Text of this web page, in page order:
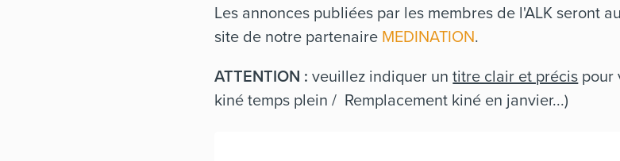
Les annonces publiées par les membres de l'ALK seront
site de notre partenaire MEDINATION.
ATTENTION : veuillez indiquer untitre clair et précis pour
kiné temps plein / Remplacement kiné en janvier...)